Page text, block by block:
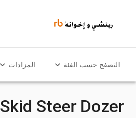
التصفح حسب الفئة المزادات
Skid Steer Dozer للبيع